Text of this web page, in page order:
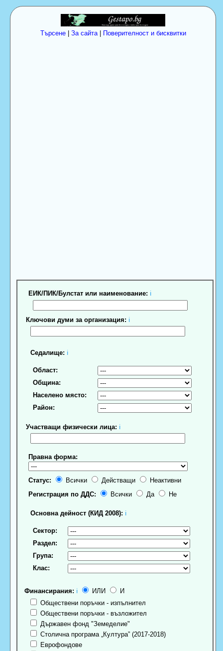
Търсене| За сайта| Поверителност и бисквитки
ЕИК/ПИК/Булстат или наименование: ℹ
Ключови думи за организация: ℹ
Седалище: ℹ
Област:
Община:
Населено място:
Район:
Участващи физически лица: ℹ
Правна форма:
Статус: Всички Действащи
Неактивни
Регистрация по ДДС:
Всички Да Не
Основна дейност (КИД 2008): ℹ
Сектор:
Раздел:
Група:
Клас:
Финансирания: ℹ ИЛИ
И
Обществени поръчки - изпълнител
Обществени поръчки - възложител
Държавен фонд "Земеделие"
Столична програма „Култура” (2017-2018)
Еврофондове